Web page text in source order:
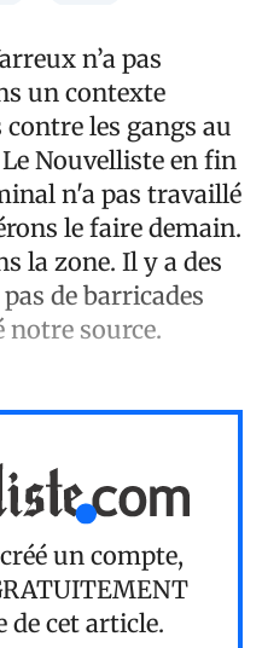
n’a pas
un contexte
les gangs au
Nouvelliste en fin
n'a pas travaillé
le faire demain.
la zone. Il y a des
de barricades
notre source.
un compte,
de cet article.